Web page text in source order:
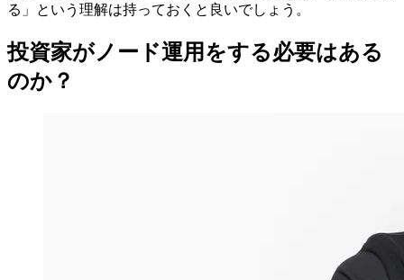
る」という理解は持っておくと良いでしょう。
投資家がノード運用をする必要はある
のか？